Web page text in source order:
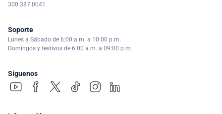
300 387 0041
Soporte
Lunes a Sábado de 6:00 a.m. a 10:00 p.m.
Domingos y festivos de 6:00 a.m. a 09:00 p.m.
Síguenos